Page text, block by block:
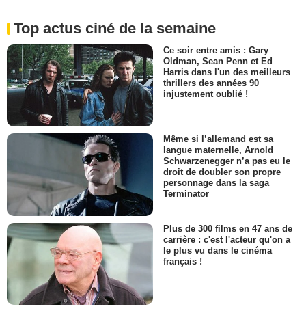
Top actus ciné de la semaine
Ce soir entre amis : Gary
Oldman, Sean Penn et Ed
Harris dans l'un des meilleurs
thrillers des années 90
injustement oublié !
Même si l’allemand est sa
langue maternelle, Arnold
Schwarzenegger n’a pas eu le
droit de doubler son propre
personnage dans la saga
Terminator
Plus de 300 films en 47 ans de
carrière : c'est l'acteur qu'on a
le plus vu dans le cinéma
français !